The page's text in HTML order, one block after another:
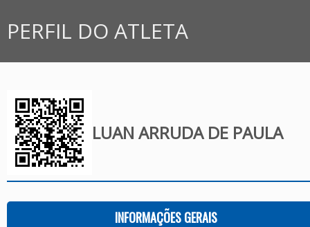
PERFIL DO ATLETA
LUAN ARRUDA DE PAULA
INFORMAÇÕES GERAIS